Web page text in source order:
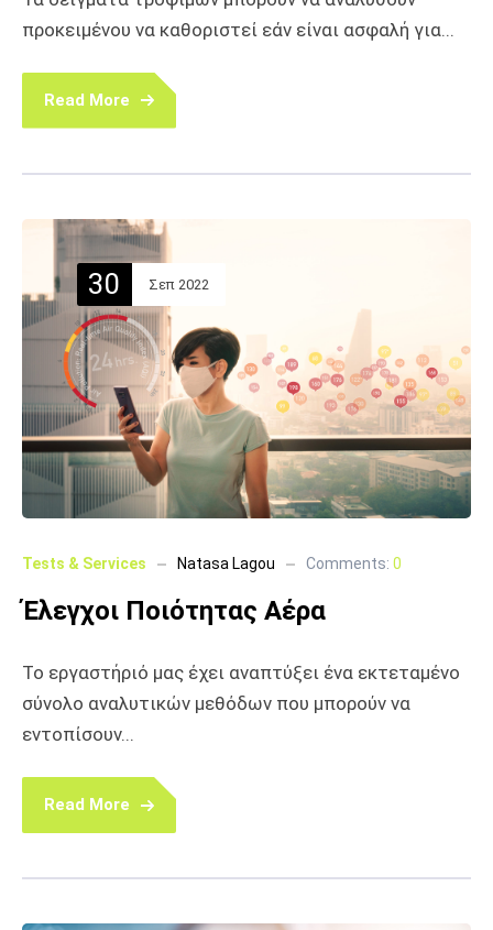
προκειμένου να καθοριστεί εάν είναι ασφαλή για...
Read More
30 Σεπ 2022
Tests & Services Natasa Lagou Comments: 0
Έλεγχοι Ποιότητας Αέρα
Το εργαστήριό μας έχει αναπτύξει ένα εκτεταμένο
σύνολο αναλυτικών μεθόδων που μπορούν να
εντοπίσουν...
Read More